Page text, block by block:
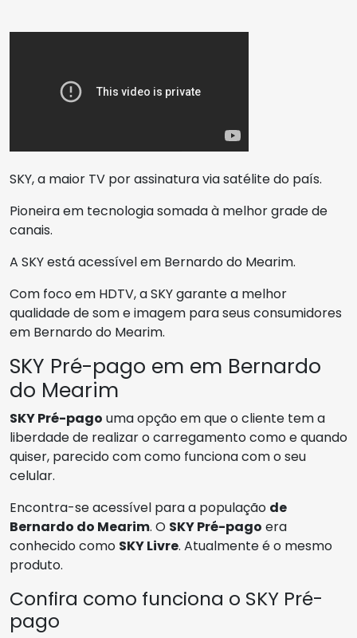
SKY, a maior TV por assinatura via satélite do país.
Pioneira em tecnologia somada à melhor grade de
canais.
A SKY está acessível em Bernardo do Mearim.
Com foco em HDTV, a SKY garante a melhor
qualidade de som e imagem para seus consumidores
em Bernardo do Mearim.
SKY Pré-pago em em Bernardo
do Mearim
SKY Pré-pago uma opção em que o cliente tem a
liberdade de realizar o carregamento como e quando
quiser, parecido com como funciona com o seu
celular.
Encontra-se acessível para a população de
Bernardo do Mearim. O SKY Pré-pago era
conhecido como SKY Livre. Atualmente é o mesmo
produto.
Confira como funciona o SKY Pré-
pago